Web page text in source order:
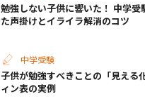
勉強しない子供に響いた！ 中学受
た声掛けとイライラ解消のコツ
中学受験
子供が勉強すべきことの「見える
ィン表の実例